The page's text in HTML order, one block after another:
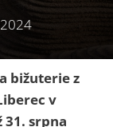
bižuterie z
v
srpna